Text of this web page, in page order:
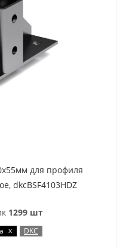
для профиля
dkcBSF4103HDZ
1299 шт
x DKC